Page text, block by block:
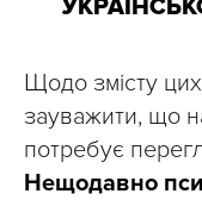
Щодо змісту
зауважити, що
потребує
Нещодавно